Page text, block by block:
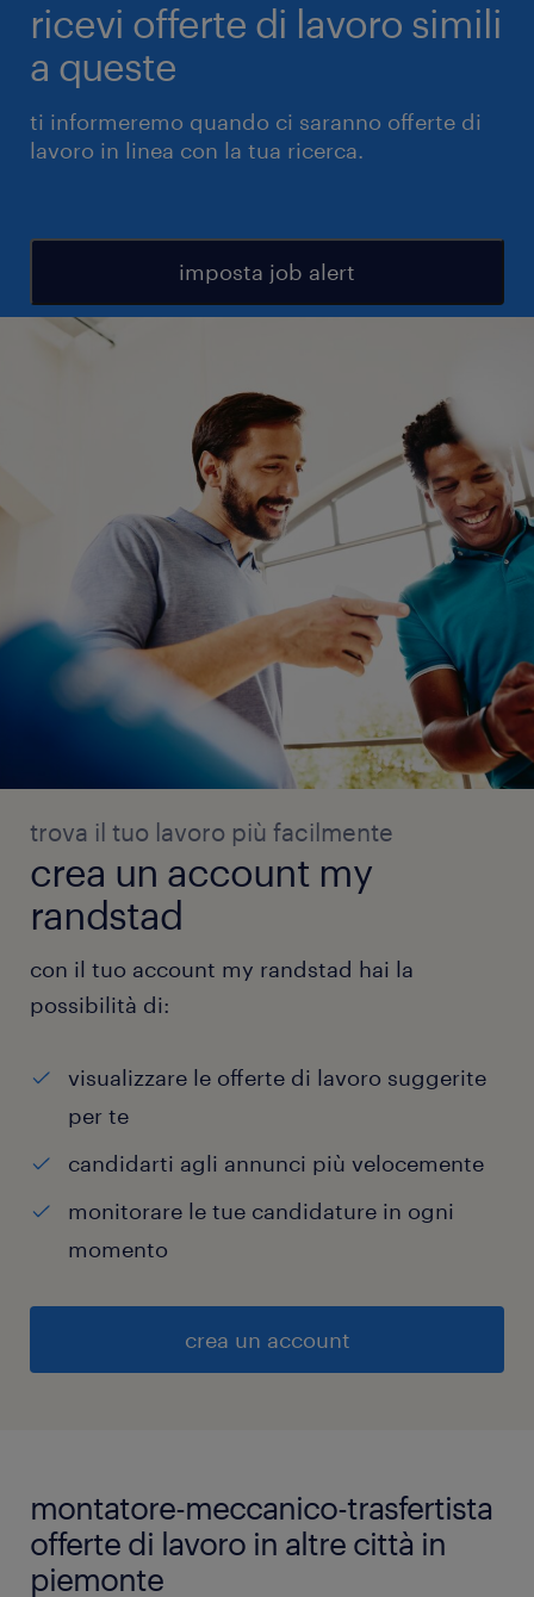
ricevi offerte di lavoro simili
a queste
ti informeremo quando ci saranno offerte di
lavoro in linea con la tua ricerca.
imposta job alert
trova il tuo lavoro più facilmente
crea un account my
randstad
con il tuo account my randstad hai la
possibilità di:
visualizzare le offerte di lavoro suggerite
per te
candidarti agli annunci più velocemente
monitorare le tue candidature in ogni
momento
crea un account
montatore-meccanico-trasfertista
offerte di lavoro in altre città in
piemonte